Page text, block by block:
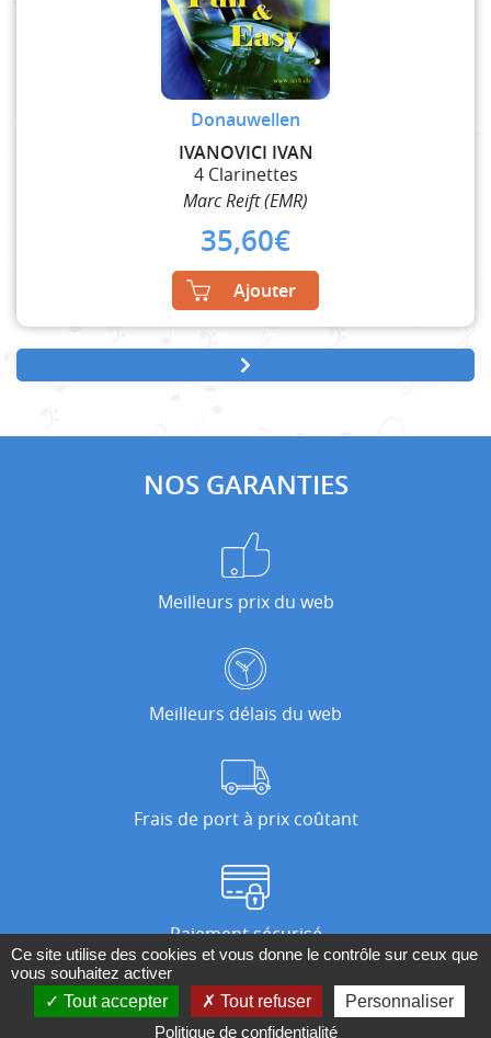
Donauwellen
IVANOVICI IVAN
4 Clarinettes
Marc Reift (EMR)
35,60€
Ajouter
NOS GARANTIES
Meilleurs prix du web
Meilleurs délais du web
Frais de port à prix coûtant
Paiement sécurisé
Nos magasins
Ce site utilise des cookies et vous donne le contrôle sur ceux que
vous souhaitez activer
Tout accepter
Tout refuser
Personnaliser
Politique de confidentialité